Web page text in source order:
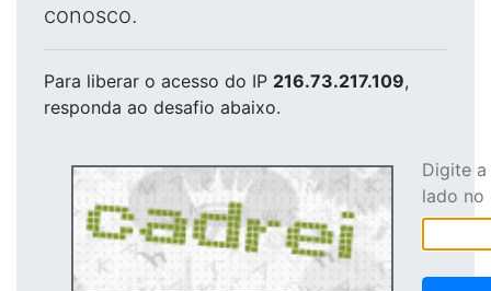
conosco.
Para liberar o acesso do IP 216.73.217.109,
responda ao desafio abaixo.
Digite
lado no